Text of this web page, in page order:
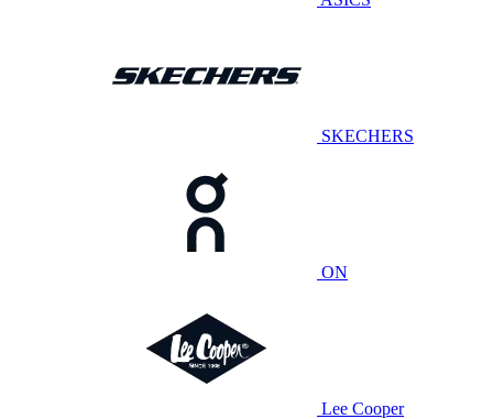
SKECHERS
ON
Lee Cooper